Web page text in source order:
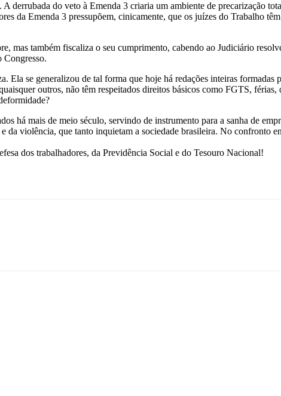
derrubada do veto à Emenda 3 criaria um ambiente de precarização
da Emenda 3 pressupõem, cinicamente, que os juízes do Trabalho
mas também fiscaliza o seu cumprimento, cabendo ao Judiciário
Congresso.
Ela se generalizou de tal forma que hoje há redações inteiras formadas
outros, não têm respeitados direitos básicos como FGTS,
há mais de meio século, servindo de instrumento para a sanha de
violência, que tanto inquietam a sociedade brasileira. No confronto
dos trabalhadores, da Previdência Social e do Tesouro Nacional!